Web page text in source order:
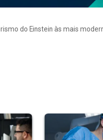
do Einstein às mais